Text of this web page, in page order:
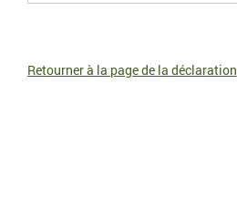
Retourner à la page de la déclaration